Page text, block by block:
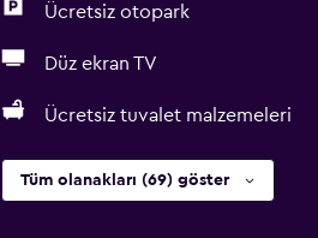
Ücretsiz otopark
Düz ekran TV
Ücretsiz tuvalet malzemeleri
Tüm olanakları (69) göster